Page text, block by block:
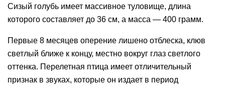
Сизый голубь имеет массивное туловище, длина
которого составляет до 36 см, а масса — 400 грамм.
Первые 8 месяцев оперение лишено отблеска, клюв
светлый ближе к концу, местно вокруг глаз светлого
оттенка. Перелетная птица имеет отличительный
признак в звуках, которые он издает в период